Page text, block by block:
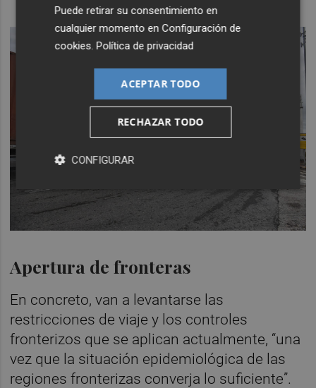
Apertura de fronteras
En concreto, van a levantarse las
restricciones de viaje y los controles
fronterizos que se aplican actualmente, “una
vez que la situación epidemiológica de las
regiones fronterizas converja lo suficiente”.
Puede retirar su consentimiento en
cualquier momento enConfiguración de
cookies.Política de privacidad
ACEPTAR TODO
RECHAZAR TODO
CONFIGURAR